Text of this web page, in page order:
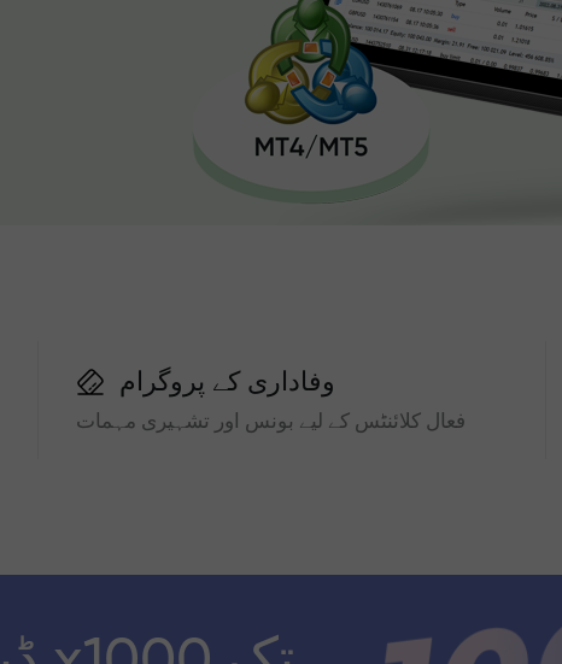
وفاداری کے پروگرام
فعال کلائنٹس کے لیے بونس اور تشہیری مہمات